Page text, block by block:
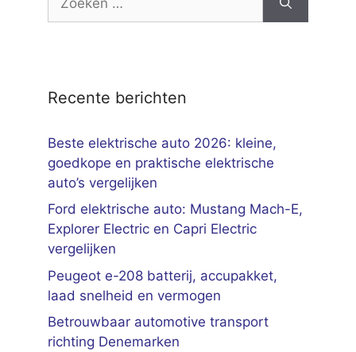
naar:
Recente berichten
Beste elektrische auto 2026: kleine,
goedkope en praktische elektrische
auto’s vergelijken
Ford elektrische auto: Mustang Mach-E,
Explorer Electric en Capri Electric
vergelijken
Peugeot e-208 batterij, accupakket,
laad snelheid en vermogen
Betrouwbaar automotive transport
richting Denemarken